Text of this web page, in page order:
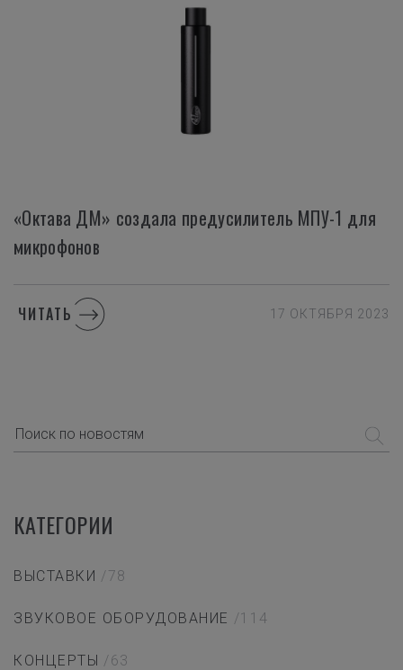
«Октава ДМ» создала предусилитель МПУ-1 для
микрофонов
ЧИТАТЬ 17 ОКТЯБРЯ 2023
КАТЕГОРИИ
ВЫСТАВКИ /78
ЗВУКОВОЕ ОБОРУДОВАНИЕ /114
КОНЦЕРТЫ /63